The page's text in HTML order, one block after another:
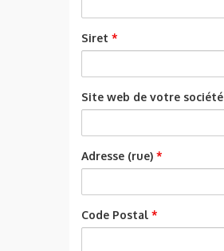
Siret *
Site web de votre société
Adresse (rue) *
Code Postal *